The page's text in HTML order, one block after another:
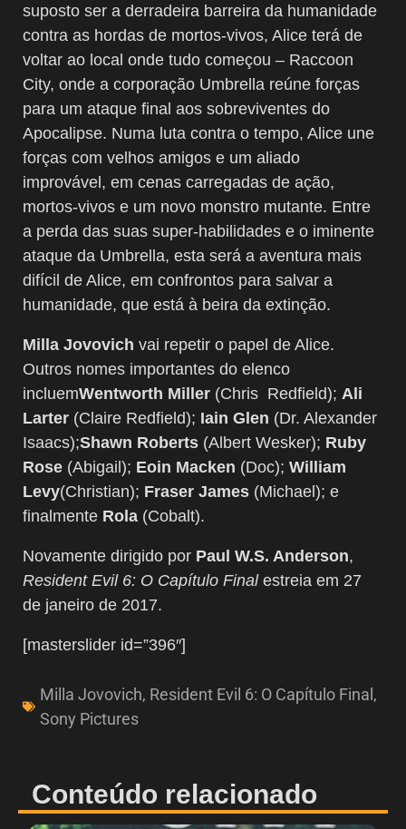
suposto ser a derradeira barreira da humanidade
contra as hordas de mortos-vivos, Alice terá de
voltar ao local onde tudo começou – Raccoon
City, onde a corporação Umbrella reúne forças
para um ataque final aos sobreviventes do
Apocalipse. Numa luta contra o tempo, Alice une
forças com velhos amigos e um aliado
improvável, em cenas carregadas de ação,
mortos-vivos e um novo monstro mutante. Entre
a perda das suas super-habilidades e o iminente
ataque da Umbrella, esta será a aventura mais
difícil de Alice, em confrontos para salvar a
humanidade, que está à beira da extinção.
Milla Jovovich vai repetir o papel de Alice.
Outros nomes importantes do elenco
incluemWentworth Miller (Chris Redfield); Ali
Larter (Claire Redfield); Iain Glen (Dr. Alexander
Isaacs);Shawn Roberts (Albert Wesker); Ruby
Rose (Abigail); Eoin Macken (Doc); William
Levy(Christian); Fraser James (Michael); e
finalmente Rola (Cobalt).
Novamente dirigido por Paul W.S. Anderson,
Resident Evil 6: O Capítulo Finalestreia em 27
de janeiro de 2017.
[masterslider id=”396″]
Milla Jovovich, Resident Evil 6: O Capítulo Final ,
Sony Pictures
Conteúdo relacionado